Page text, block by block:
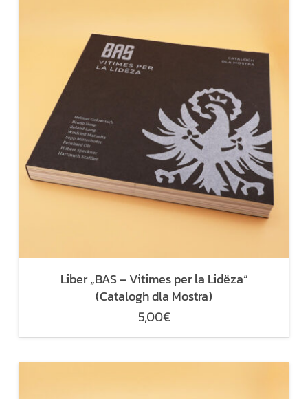
Liber „BAS – Vitimes per la Lidëza“
(Catalogh dla Mostra)
5,00€